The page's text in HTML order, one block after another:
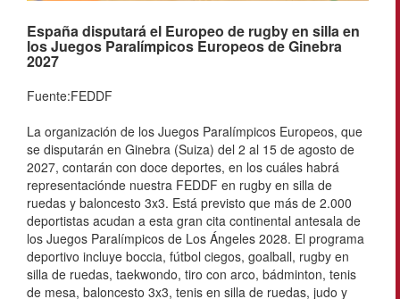
España disputará el Europeo de rugby en silla en
los Juegos Paralímpicos Europeos de Ginebra
2027
Fuente:FEDDF
La organización de los Juegos Paralímpicos Europeos, que
se disputarán en Ginebra (Suiza) del 2 al 15 de agosto de
2027, contarán con doce deportes, en los cuáles habrá
representaciónde nuestra FEDDF en rugby en silla de
ruedas y baloncesto 3x3. Está previsto que más de 2.000
deportistas acudan a esta gran cita continental antesala de
los Juegos Paralímpicos de Los Ángeles 2028. El programa
deportivo incluye boccia, fútbol ciegos, goalball, rugby en
silla de ruedas, taekwondo, tiro con arco, bádminton, tenis
de mesa, baloncesto 3x3, tenis en silla de ruedas, judo y